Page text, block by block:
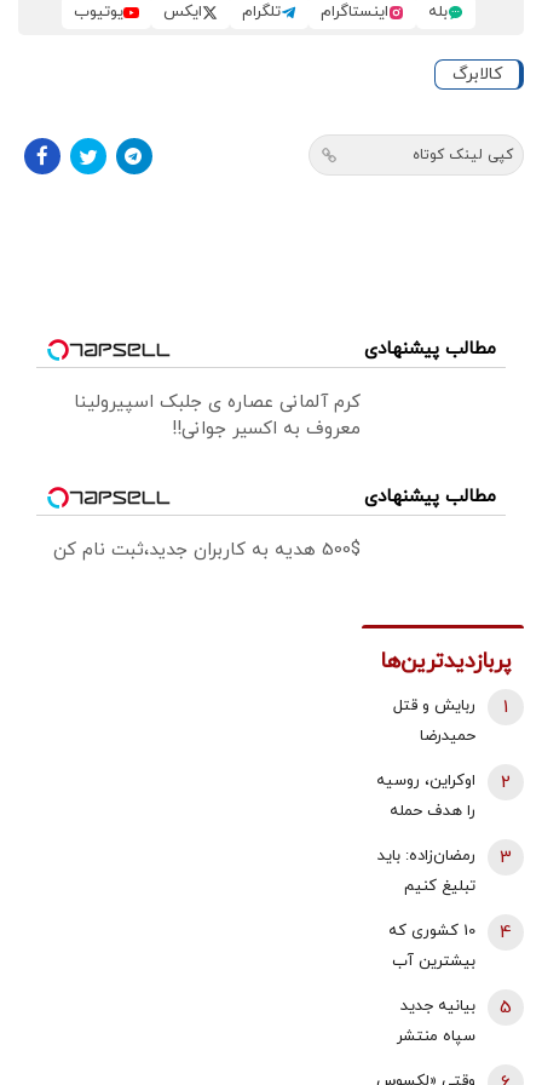
بله اینستاگرام تلگرام ایکس یوتیوب
کالابرگ
کپی لینک کوتاه
مطالب پیشنهادی
کرم آلمانی عصاره ی جلبک اسپیرولینا
معروف به اکسیر جوانی!!
مطالب پیشنهادی
500$ هدیه به کاربران جدید،ثبت نام کن
پربازدیدترین‌ها
ربایش و قتل
حمیدرضا
شد/ ارسال
ویدئویی از
لحظه قتل او
برای
خانواده‌اش+
1
اوکراین، روسیه
را هدف حمله
سوزی گسترده
در پالایشگاه
سیزران
2
رمضان‌زاده: باید
تبلیغ کنیم
ضداسرائیلی
است، نه
ضدایرانی | ما
هم می‌توانیم
به آن ملحق
3
10 کشوری که
بیشترین آب
4
بیانیه جدید
سپاه منتشر
5